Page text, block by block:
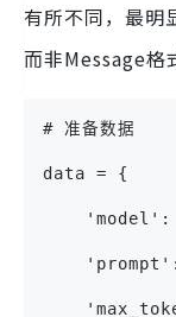
有所不同，最明
而非Message格
# 准备数据
data = {
'model':